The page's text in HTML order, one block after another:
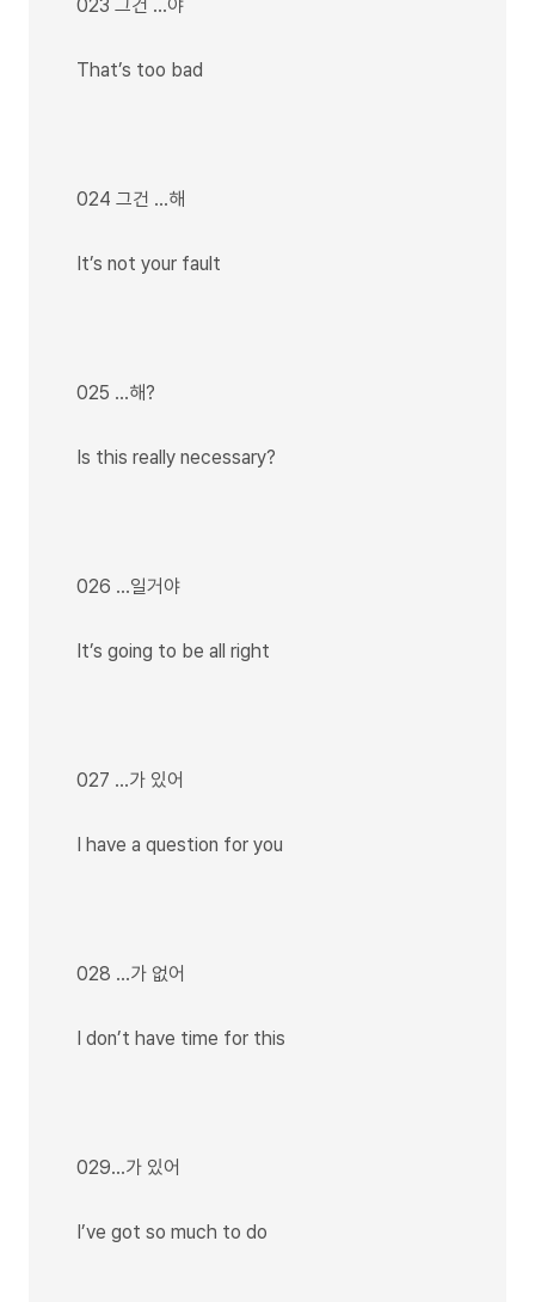
023 그건 …야
That’s too bad
024 그건 …해
It’s not your fault
025 …해?
Is this really necessary?
026 …일거야
It’s going to be all right
027 …가 있어
I have a question for you
028 …가 없어
I don’t have time for this
029…가 있어
I’ve got so much to do